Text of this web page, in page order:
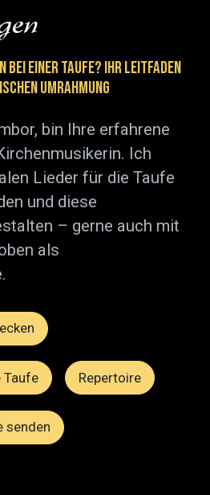
bei einer Taufe? Ihr Leitfaden
Umrahmung
bin Ihre erfahrene
Ich
Lieder für die Taufe
und diese
– gerne auch mit
als
Taufe Repertoire
senden